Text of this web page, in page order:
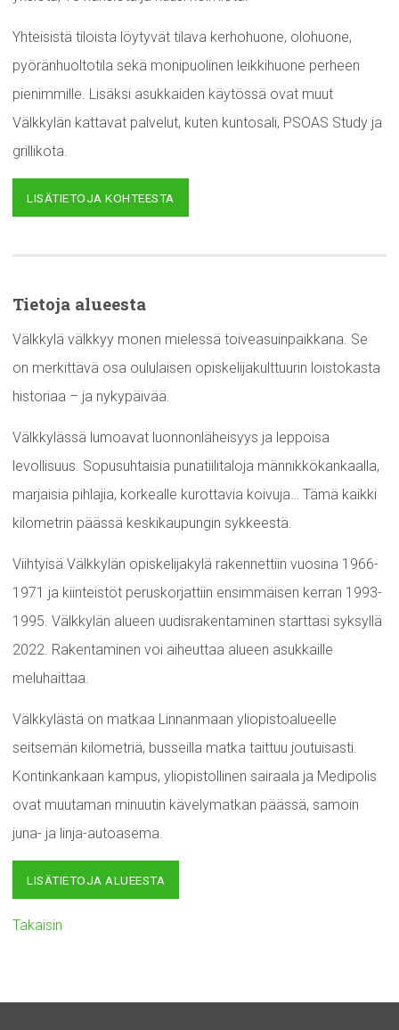
Yhteisistä tiloista löytyvät tilava kerhohuone, olohuone,
pyöränhuoltotila sekä monipuolinen leikkihuone perheen
pienimmille. Lisäksi asukkaiden käytössä ovat muut
Välkkylän kattavat palvelut, kuten kuntosali, PSOAS Study ja
grillikota.
LISÄTIETOJA KOHTEESTA
Tietoja alueesta
Välkkylä välkkyy monen mielessä toiveasuinpaikkana. Se
on merkittävä osa oululaisen opiskelijakulttuurin loistokasta
historiaa – ja nykypäivää.
Välkkylässä lumoavat luonnonläheisyys ja leppoisa
levollisuus. Sopusuhtaisia punatiilitaloja männikkökankaalla,
marjaisia pihlajia, korkealle kurottavia koivuja… Tämä kaikki
kilometrin päässä keskikaupungin sykkeestä.
Viihtyisä Välkkylän opiskelijakylä rakennettiin vuosina 1966-
1971 ja kiinteistöt peruskorjattiin ensimmäisen kerran 1993-
1995. Välkkylän alueen uudisrakentaminen starttasi syksyllä
2022. Rakentaminen voi aiheuttaa alueen asukkaille
meluhaittaa.
Välkkylästä on matkaa Linnanmaan yliopistoalueelle
seitsemän kilometriä, busseilla matka taittuu joutuisasti.
Kontinkankaan kampus, yliopistollinen sairaala ja Medipolis
ovat muutaman minuutin kävelymatkan päässä, samoin
juna- ja linja-autoasema.
LISÄTIETOJA ALUEESTA
Takaisin